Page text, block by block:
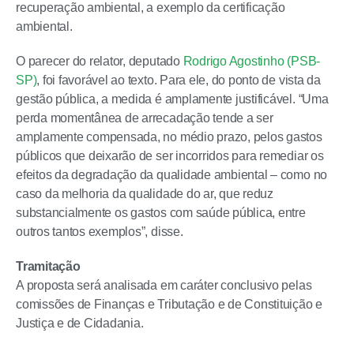
recuperação ambiental, a exemplo da certificação
ambiental.
O parecer do relator, deputado Rodrigo Agostinho (PSB-
SP), foi favorável ao texto. Para ele, do ponto de vista da
gestão pública, a medida é amplamente justificável. “Uma
perda momentânea de arrecadação tende a ser
amplamente compensada, no médio prazo, pelos gastos
públicos que deixarão de ser incorridos para remediar os
efeitos da degradação da qualidade ambiental – como no
caso da melhoria da qualidade do ar, que reduz
substancialmente os gastos com saúde pública, entre
outros tantos exemplos”, disse.
Tramitação
A proposta será analisada em caráter conclusivo pelas
comissões de Finanças e Tributação e de Constituição e
Justiça e de Cidadania.